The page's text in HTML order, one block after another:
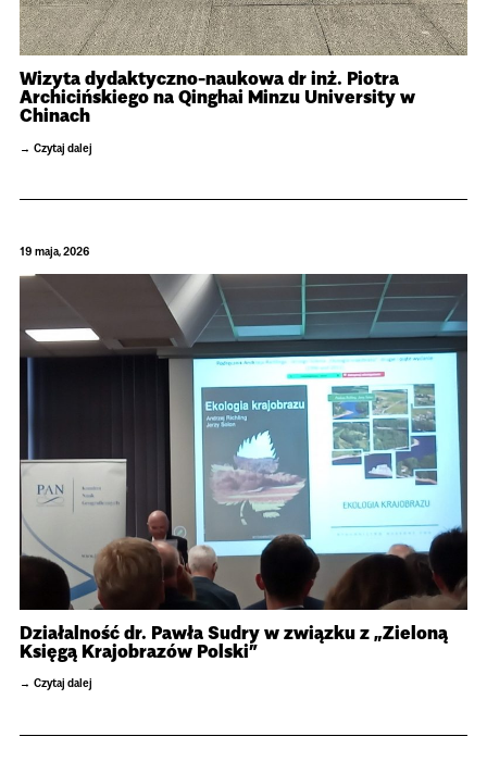
Wizyta dydaktyczno-naukowa dr inż. Piotra
Archicińskiego na Qinghai Minzu University w
Chinach
Czytaj dalej
19 maja, 2026
Działalność dr. Pawła Sudry w związku z „Zieloną
Księgą Krajobrazów Polski”
Czytaj dalej